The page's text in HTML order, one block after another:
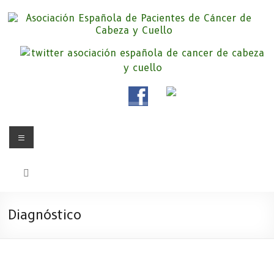
Asociación Española de
Pacientes de Cáncer de Cabeza y
Cuello
Somos la Asociación Española de Pacientes de Cáncer de Cabeza y
cuello «APC», una asociación sin animo de lucro que pretendemos
Menú
Diagnóstico